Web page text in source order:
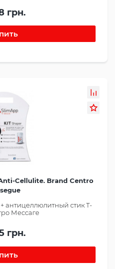
грн.
Cellulite. Brand Centro
антицеллюлитный стик Т-
Мессаге
грн.